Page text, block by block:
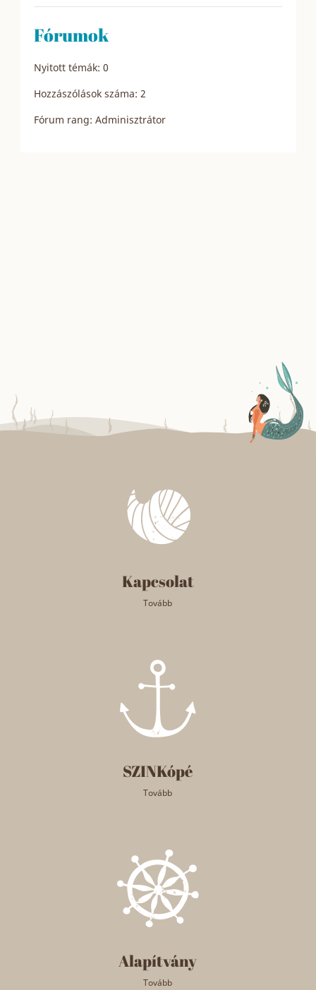
Fórumok
Nyitott témák: 0
Hozzászólások száma: 2
Fórum rang: Adminisztrátor
Kapcsolat
Tovább
SZINKópé
Tovább
Alapítvány
Tovább